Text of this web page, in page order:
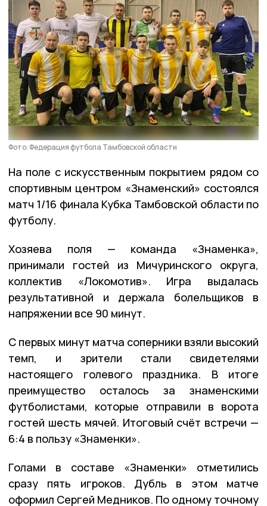
Фото: Федерация футбола Тамбовской области
На поле с искусственным покрытием рядом со
спортивным центром «Знаменский» состоялся
матч 1/16 финала Кубка Тамбовской области по
футболу.
Хозяева поля — команда «Знаменка»,
принимали гостей из Мичуринского округа,
коллектив «Локомотив». Игра выдалась
результативной и держала болельщиков в
напряжении все 90 минут.
С первых минут матча соперники взяли высокий
темп, и зрители стали свидетелями
настоящего голевого праздника. В итоге
преимущество осталось за знаменскими
футболистами, которые отправили в ворота
гостей шесть мячей. Итоговый счёт встречи —
6:4 в пользу «Знаменки».
Голами в составе «Знаменки» отметились
сразу пять игроков. Дубль в этом матче
оформил Сергей Медников. По одному точному